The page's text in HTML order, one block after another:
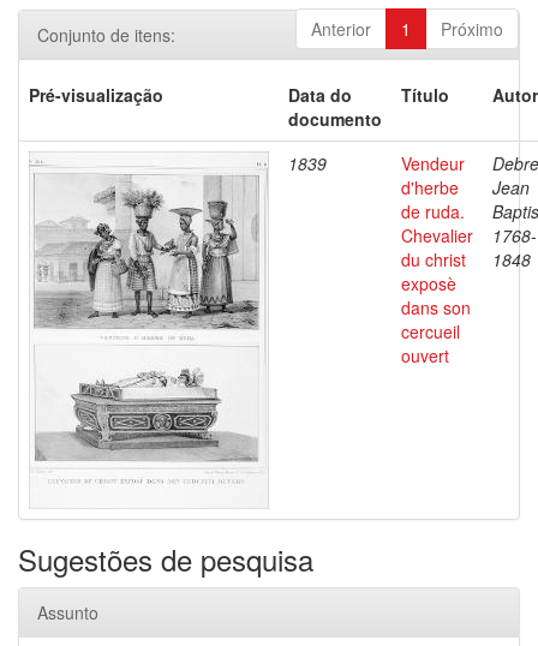
Anterior 1 Próximo
Conjunto de itens:
Pré-visualização
Data do
documento
Título
1839
Vendeur
d'herbe
de ruda.
Chevalier
du christ
exposè
dans son
cercueil
ouvert
Jean
1768-
1848
Sugestões de pesquisa
Assunto